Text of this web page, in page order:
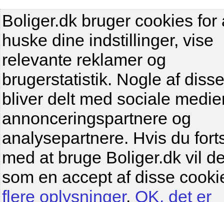
Boliger.dk bruger cookies for
huske dine indstillinger, vise
relevante reklamer og
brugerstatistik. Nogle af
bliver delt med sociale
annonceringspartnere og
analysepartnere. Hvis du
med at bruge Boliger.dk vil
som en accept af disse
flere oplysninger. OK, det er